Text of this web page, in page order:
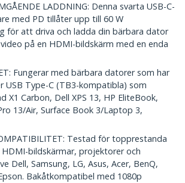
LADDNING: Denna svarta USB-C-
med PD tillåter upp till 60 W
för att driva och ladda din bärbara dator
på en HDMI-bildskärm med en enda
Fungerar med bärbara datorer som har
USB Type-C (TB3-kompatibla) som
X1 Carbon, Dell XPS 13, HP EliteBook,
13/Air, Surface Book 3/Laptop 3,
Testad för topprestanda
HDMI-bildskärmar, projektorer och
Dell, Samsung, LG, Asus, Acer, BenQ,
Bakåtkompatibel med 1080p